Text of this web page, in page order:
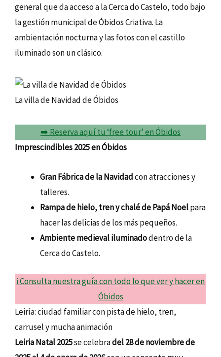
general que da acceso a la Cerca do Castelo, todo bajo
la gestión municipal de Óbidos Criativa. La
ambientación nocturna y las fotos con el castillo
iluminado son un clásico.
La villa de Navidad de Óbidos
➡️ Reserva aquí tu ‘free tour’ en Óbidos
Imprescindibles 2025 en Óbidos
Gran Fábrica de la Navidadcon atracciones y
talleres.
Rampa de hielo, tren y chalé de Papá Noelpara
hacer las delicias de los más pequeños.
Ambiente medieval iluminadodentro de la
Cerca do Castelo.
ℹ️ Consulta nuestra guía con todo lo que ver y hacer en
Óbidos
Leiría: ciudad familiar con pista de hielo, tren,
carrusel y mucha animación
Leiria Natal 2025se celebradel 28 de noviembre de